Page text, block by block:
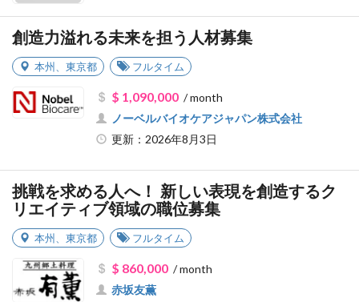
創造力溢れる未来を担う人材募集
本州 東京都 フルタイム
$ 1,090,000/ month
ノーベルバイオケアジャパン株式会社
更新：2026年8月3日
挑戦を求める人へ！ 新しい表現を創造するク
リエイティブ領域の職位募集
本州 東京都 フルタイム
$ 860,000/ month
赤坂友薫